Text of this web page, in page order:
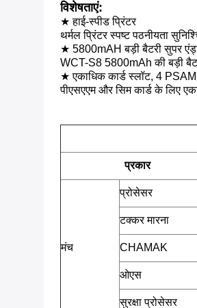
विशेषताएं:
★ हाई-स्पीड प्रिंटर
थर्मल प्रिंटर स्पष्ट पठनीयता
★ 5800mAH बड़ी बैटरी सुपर
WCT-S8 5800mAh की बड़ी
★ एकाधिक कार्ड स्लॉट, 4
पीएसएएम और सिम कार्ड के लिए
प्रकार
मंच
प्रोसेसर
टक्कर मारना
CHAMAK
ओएस
सुरक्षा प्रोसेसर